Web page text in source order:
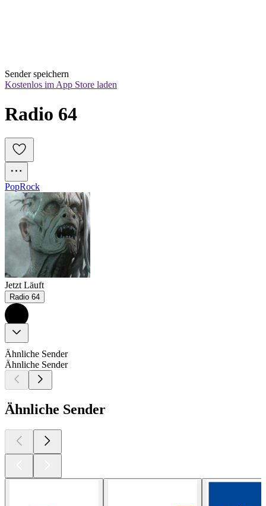
Sender speichern
Kostenlos im App Store laden
Radio 64
PopRock
Jetzt Läuft
Radio 64
Ähnliche Sender
Ähnliche Sender
Ähnliche Sender